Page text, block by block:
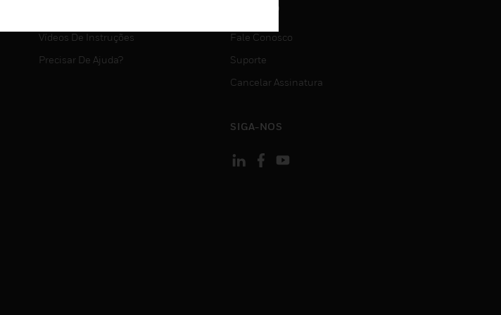
Vídeos De Instruções
Precisar De Ajuda?
CONTATO
Fale Conosco
Suporte
Cancelar Assinatura
SIGA-NOS